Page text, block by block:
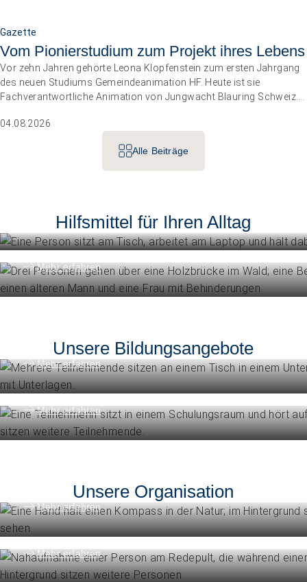
Gazette
Vom Pionierstudium zum Projekt ihres Lebens
Vor zehn Jahren gehörte Leona Klopfenstein zum ersten Jahrgang
des neuen Studiums Gemeindeanimation HF. Heute ist sie
Fachverantwortliche Animation von Jungwacht Blauring Schweiz.
gemanagt hat, wartet nun ihr persönliches Grossprojekt.
04.08.2026
Alle Beiträge
Hilfsmittel für Ihren Alltag
Mehr erfahren
Menschen unterstützen
Know-how für die tägliche
Mehr erfahren
Unsere Bildungsangebote
Höhere Fachschulen
Mehr erfahren
Weiterbildung
Erweitern Sie Ihre Kompetenzen
Mehr erfahren
Unsere Organisation
Mehr erfahren
Engagement
Politik und Positionen
Mehr erfahren
Organisation
Die Föderation im Überblick